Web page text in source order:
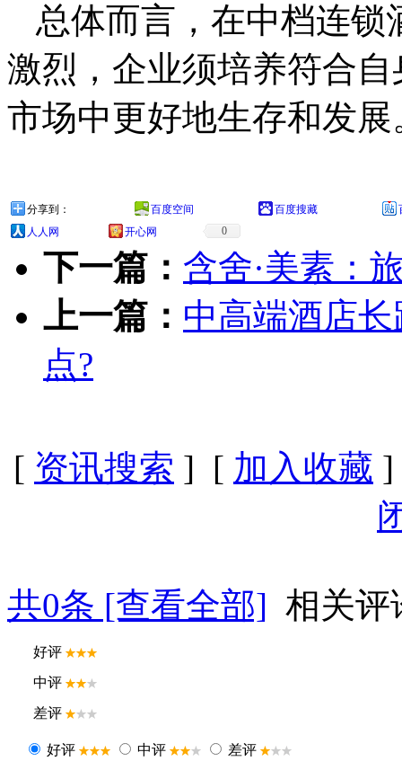
总体而言，在中档连锁
激烈，企业须培养符合
市场中更好地生存和发展
分享到： 百度空间 百度搜藏
人人网
开心网 0
下一篇： 含舍·美素：
上一篇： 中高端酒店
点?
[ 资讯搜索 ] [ 加入收藏
共0条 [查看全部] 相关评